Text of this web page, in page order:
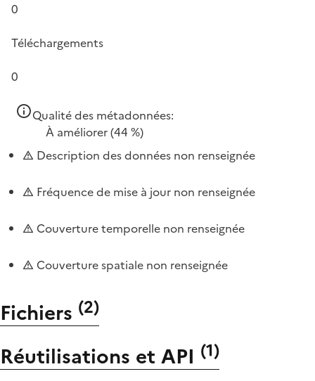
0
Téléchargements
0
Qualité des métadonnées:
À améliorer(44 %)
Description des données non renseignée
Fréquence de mise à jour non renseignée
Couverture temporelle non renseignée
Couverture spatiale non renseignée
Fichiers (2)
Réutilisations et API (1)